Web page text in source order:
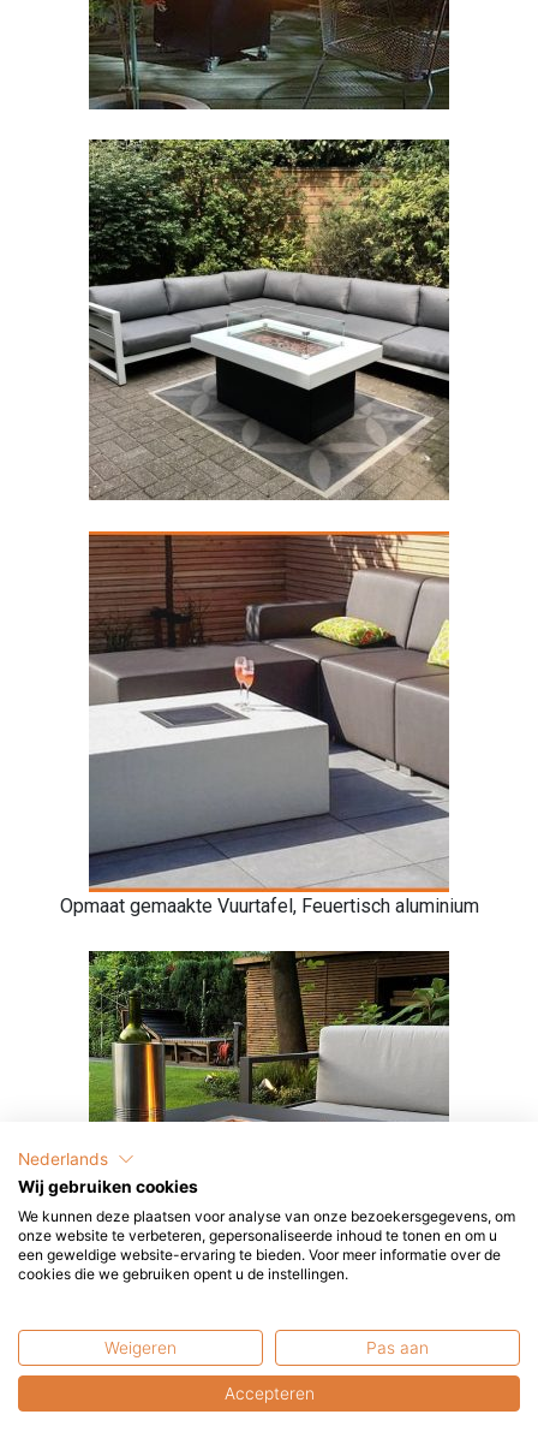
Opmaat gemaakte Vuurtafel, Feuertisch aluminium
Feuertisch Coral – rechteck – Anthrazit
Nederlands
Wij gebruiken cookies
We kunnen deze plaatsen voor analyse van onze bezoekersgegevens, om
onze website te verbeteren, gepersonaliseerde inhoud te tonen en om u
een geweldige website-ervaring te bieden. Voor meer informatie over de
cookies die we gebruiken opent u de instellingen.
Weigeren Pas aan
Accepteren